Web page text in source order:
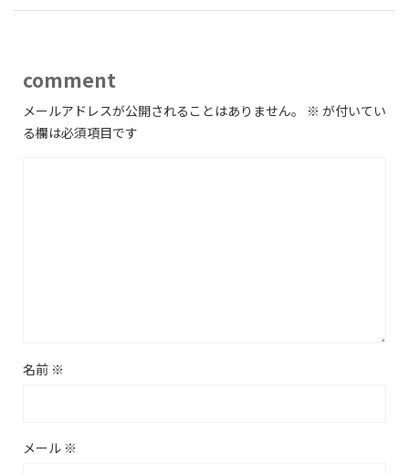
comment
メールアドレスが公開されることはありません。 ※ が付いてい
る欄は必須項目です
名前 ※
メール ※